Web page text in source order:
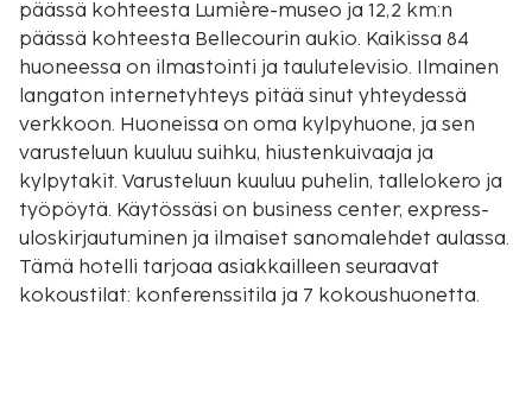
päässä kohteesta Lumière-museo ja 12,2 km:n
päässä kohteesta Bellecourin aukio. Kaikissa 84
huoneessa on ilmastointi ja taulutelevisio. Ilmainen
langaton internetyhteys pitää sinut yhteydessä
verkkoon. Huoneissa on oma kylpyhuone, ja sen
varusteluun kuuluu suihku, hiustenkuivaaja ja
kylpytakit. Varusteluun kuuluu puhelin, tallelokero ja
työpöytä. Käytössäsi on business center, express-
uloskirjautuminen ja ilmaiset sanomalehdet aulassa.
Tämä hotelli tarjoaa asiakkailleen seuraavat
kokoustilat: konferenssitila ja 7 kokoushuonetta.